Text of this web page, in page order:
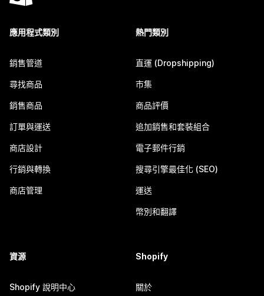
應用程式類別
銷售管道
尋找商品
銷售商品
訂單與運送
商店設計
行銷與轉換
商店管理
熱門類別
直運 (Dropshipping)
市集
商品評價
追加銷售和套裝組合
電子郵件行銷
搜尋引擎最佳化 (SEO)
運送
幣別和翻譯
資源
Shopify 說明中心
Shopify
關於